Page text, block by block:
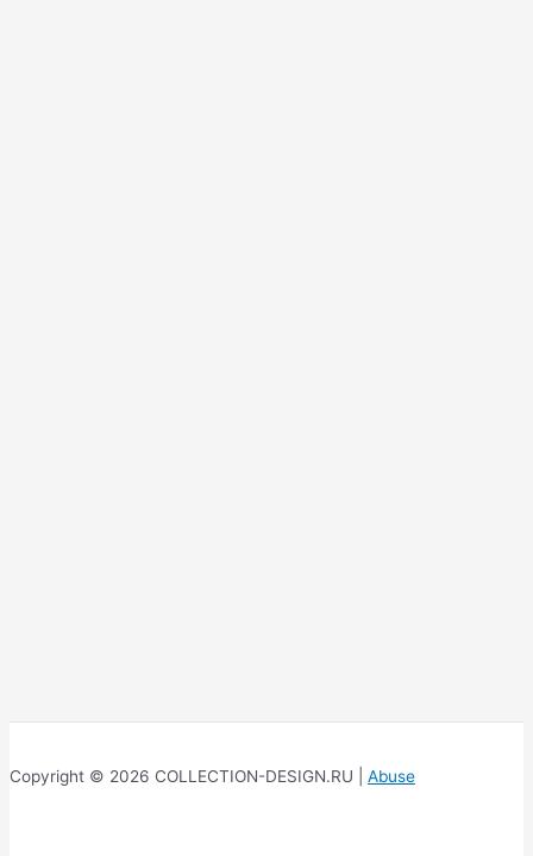
Copyright © 2026 COLLECTION-DESIGN.RU | Abuse